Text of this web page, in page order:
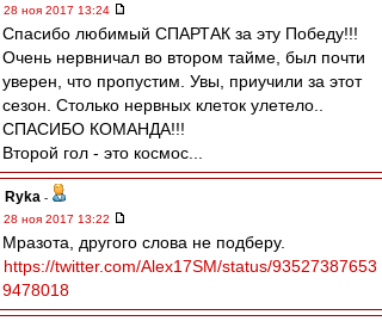
28 ноя 2017 13:24
Спасибо любимый СПАРТАК за эту Победу!!!
Очень нервничал во втором тайме, был почти
уверен, что пропустим. Увы, приучили за этот
сезон. Столько нервных клеток улетело..
СПАСИБО КОМАНДА!!!
Второй гол - это космос...
Ryka -
28 ноя 2017 13:22
Мразота, другого слова не подберу.
https://twitter.com/Alex17SM/status/93527387653
9478018